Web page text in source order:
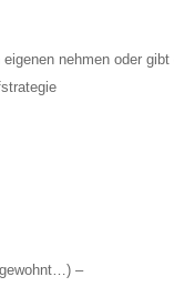
nehmen oder
gewohnt…) –